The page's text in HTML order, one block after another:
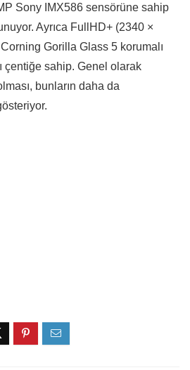
Sony IMX586 sensörüne sahip
Ayrıca FullHD+ (2340 ×
Gorilla Glass 5 korumalı
çentiğe sahip. Genel olarak
bunların daha da